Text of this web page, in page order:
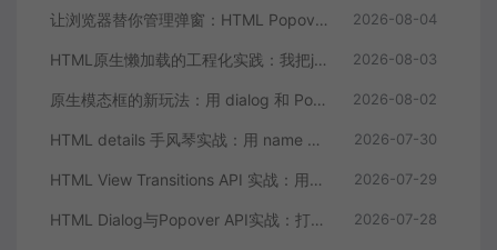
让浏览器替你管理弹窗：HTML Popover API 的五个落地思路 2026-08-04
HTML原生懒加载的工程化实践：我把js-lazy-load插件从项目里删了 2026-08-03
原生模态框的新玩法：用 dialog 和 Popover API 彻底摆脱弹窗库 2026-08-02
HTML details 手风琴实战：用 name 属性零 JS 实现互斥折叠面板 2026-07-30
HTML View Transitions API 实战：用原生API实现丝滑的页面切换动画 2026-07-29
HTML Dialog与Popover API实战：打造无依赖的原生模态弹窗组件 2026-07-28